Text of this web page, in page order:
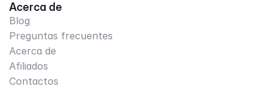
Acerca de
Blog
Preguntas frecuentes
Acerca de
Afiliados
Contactos